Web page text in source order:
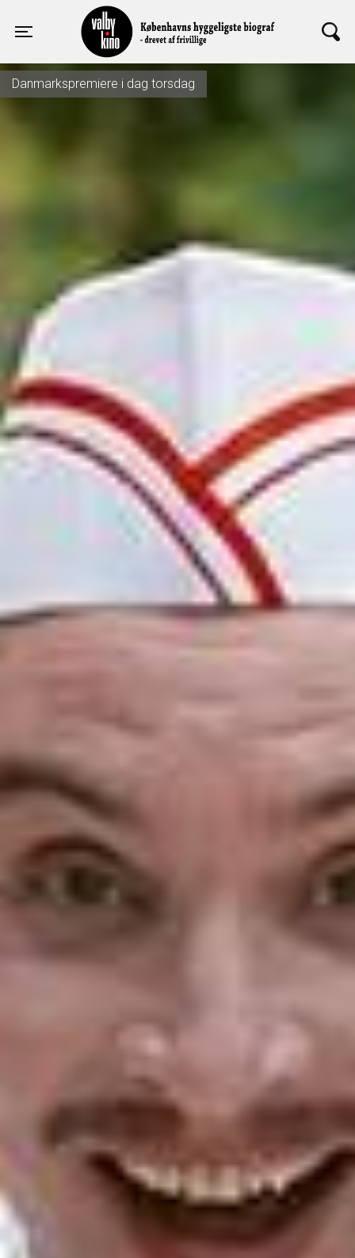
Toggle navigation
Valby Kino
Danmarkspremiere i dag torsdag